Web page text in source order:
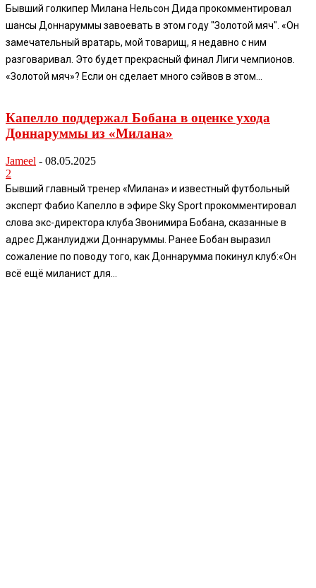
Бывший голкипер Милана Нельсон Дида прокомментировал
шансы Доннаруммы завоевать в этом году "Золотой мяч". «Он
замечательный вратарь, мой товарищ, я недавно с ним
разговаривал. Это будет прекрасный финал Лиги чемпионов.
«Золотой мяч»? Если он сделает много сэйвов в этом...
Капелло поддержал Бобана в оценке ухода
Доннаруммы из «Милана»
Jameel - 08.05.2025
2
Бывший главный тренер «Милана» и известный футбольный
эксперт Фабио Капелло в эфире Sky Sport прокомментировал
слова экс-директора клуба Звонимира Бобана, сказанные в
адрес Джанлуиджи Доннаруммы. Ранее Бобан выразил
сожаление по поводу того, как Доннарумма покинул клуб:«Он
всё ещё миланист для...